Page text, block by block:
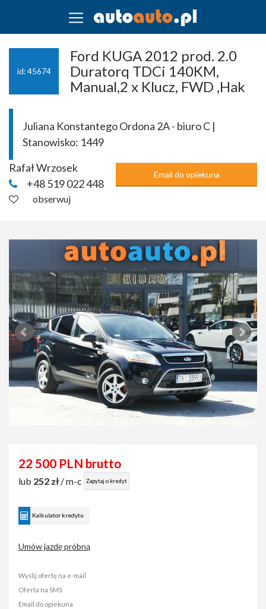
id: 45674
Ford KUGA 2012 prod. 2.0
Duratorq TDCi 140KM,
Manual,2 x Klucz, FWD ,Hak
Juliana Konstantego Ordona 2A - biuro C |
Stanowisko: 1449
Rafał Wrzosek
+48 519 022 448
Email do opiekuna
obserwuj
22 500 PLN brutto
lub 252 zł / m-c Zapytaj o kredyt
Kalkulator kredytu
Umów jazdę próbną
Wyślij ofertę na e-mail
Oferta na SMS
Email do opiekuna